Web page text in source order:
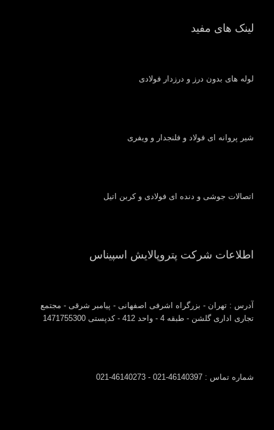
لینک های مفید
لوله های بدون درز و درزدار فولادی
شیر پروانه ای فولاد و فلنجدار و ویفری
اتصالات جوشی و دنده ای فولادی و کربن اتیل
اطلاعات شرکت پتروپالایش اسپیناس
آدرس : تهران - بزرگراه اشرفی اصفهانی - پیامبر شرقی - مجتمع
تجاری اداری گلشن - طبقه 4 - واحد 412 - کدپستی 1471755300
شماره تماس : 46140397-021 - 46140273-021